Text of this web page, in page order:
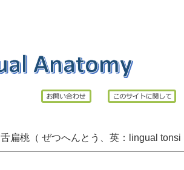
舌扁桃（ ぜつへんとう、英： lingual tonsi